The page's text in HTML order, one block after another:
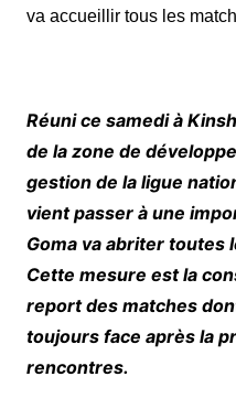
Réuni ce samedi à
de la zone de
gestion de la ligue
vient passer à une
Goma va abriter toutes
Cette mesure est la
report des matches
toujours face après la
rencontres.